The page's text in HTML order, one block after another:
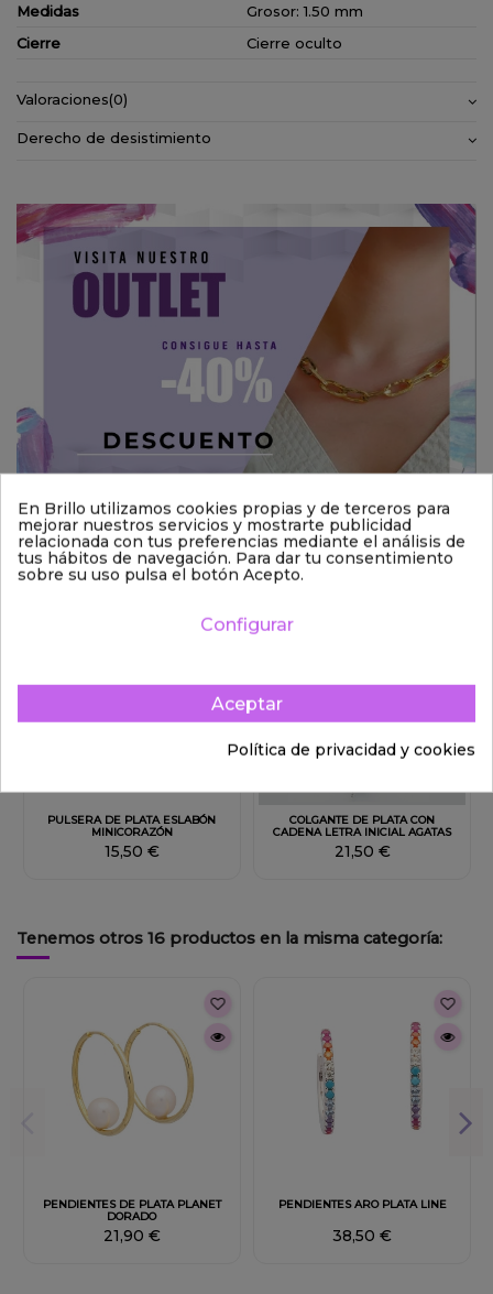
Medidas
Grosor: 1.50 mm
Cierre
Cierre oculto
Valoraciones(0)
Derecho de desistimiento
También podría interesarle
PULSERA DE PLATA ESLABÓN
MINICORAZÓN
15,50 €
COLGANTE DE PLATA CON
CADENA LETRA INICIAL AGATAS
21,50 €
Tenemos otros 16 productos en la misma categoría:
PENDIENTES DE PLATA PLANET
DORADO
21,90 €
PENDIENTES ARO PLATA LINE
38,50 €
En Brillo utilizamos cookies propias y de terceros para
mejorar nuestros servicios y mostrarte publicidad
relacionada con tus preferencias mediante el análisis de
tus hábitos de navegación. Para dar tu consentimiento
sobre su uso pulsa el botón Acepto.
Configurar
Aceptar
Política de privacidad y cookies